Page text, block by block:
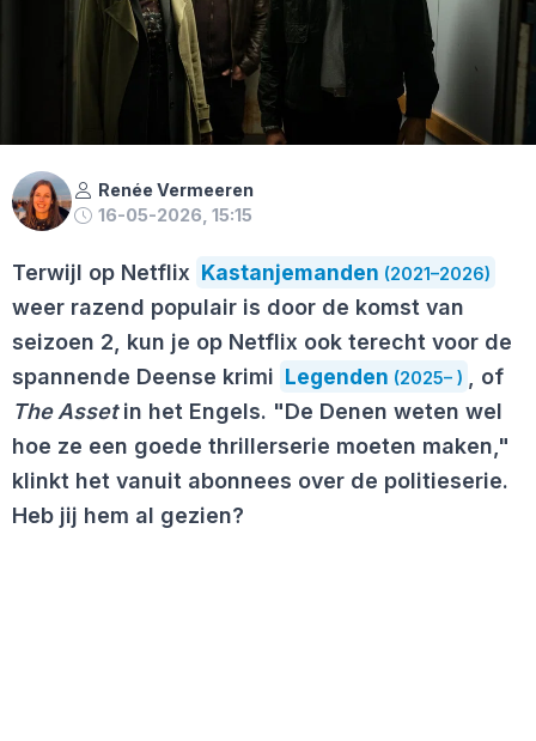
Renée Vermeeren
16-05-2026, 15:15
Terwijl op Netflix Kastanjemanden (2021–2026)
weer razend populair is door de komst van
seizoen 2, kun je op Netflix ook terecht voor de
spannende Deense krimi Legenden (2025– ) , of
The Assetin het Engels. "De Denen weten wel
hoe ze een goede thrillerserie moeten maken,"
klinkt het vanuit abonnees over de politieserie.
Heb jij hem al gezien?